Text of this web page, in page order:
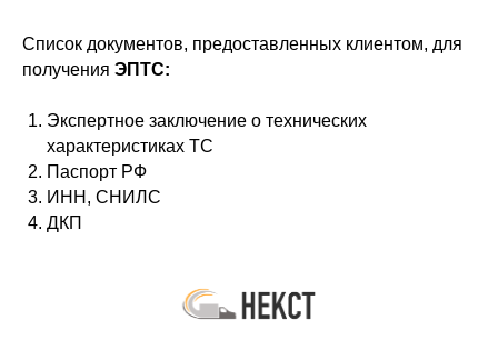
Список документов, предоставленных клиентом, для
получения ЭПТС:
Экспертное заключение о технических
характеристиках ТС
Паспорт РФ
ИНН, СНИЛС
ДКП